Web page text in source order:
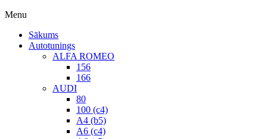
Menu
Sākums
Autotunings
ALFA ROMEO
156
166
AUDI
80
100 (c4)
A4 (b5)
A6 (c4)